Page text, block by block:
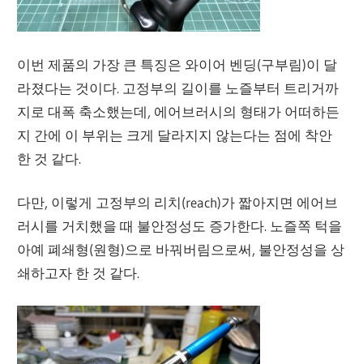
이번 제품의 가장 큰 특징은 와이어 벤딩(구부림)이 달
라졌다는 것이다. 고정부의 길이를 노즐부터 트리거까
지로 대폭 축소했는데, 에어브러시의 형태가 어떠하든
지 간에 이 부위는 크게 달라지지 않는다는 점에 착안
한 것 같다.
다만, 이렇게 고정부의 리치(reach)가 짧아지면 에어브
러시를 거치했을 때 불안정성도 증가한다. 노즐쪽 턱을
아예 폐쇄형(원형)으로 바꿔버림으로써, 불안정성을 상
쇄하고자 한 것 같다.